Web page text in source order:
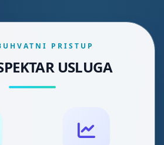
PRISTUP
USLUGA